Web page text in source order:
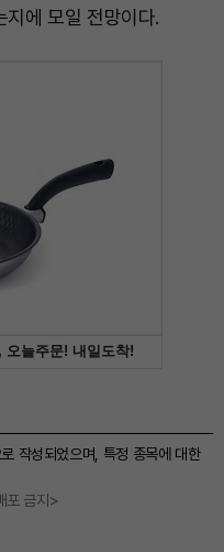
에 모일 전망이다.
작성되었으며, 특정 종목에 대한
금지>